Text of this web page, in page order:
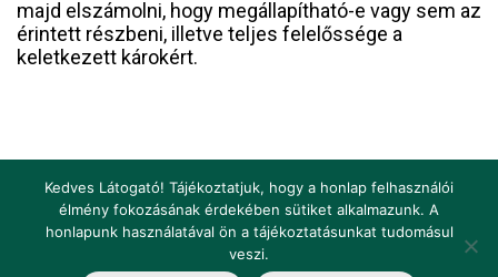
majd elszámolni, hogy megállapítható-e vagy sem az
érintett részbeni, illetve teljes felelőssége a
keletkezett károkért.
Impresszum Jogi nyilatkozat Jogszabályok
Kedves Látogató! Tájékoztatjuk, hogy a honlap felhasználói
élmény fokozásának érdekében sütiket alkalmazunk. A
honlapunk használatával ön a tájékoztatásunkat tudomásul
veszi.